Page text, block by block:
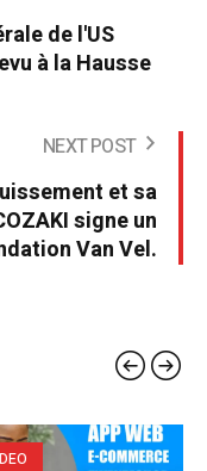
de l'US
à la Hausse
NEXT POST
et sa
signe un
Van Vel.